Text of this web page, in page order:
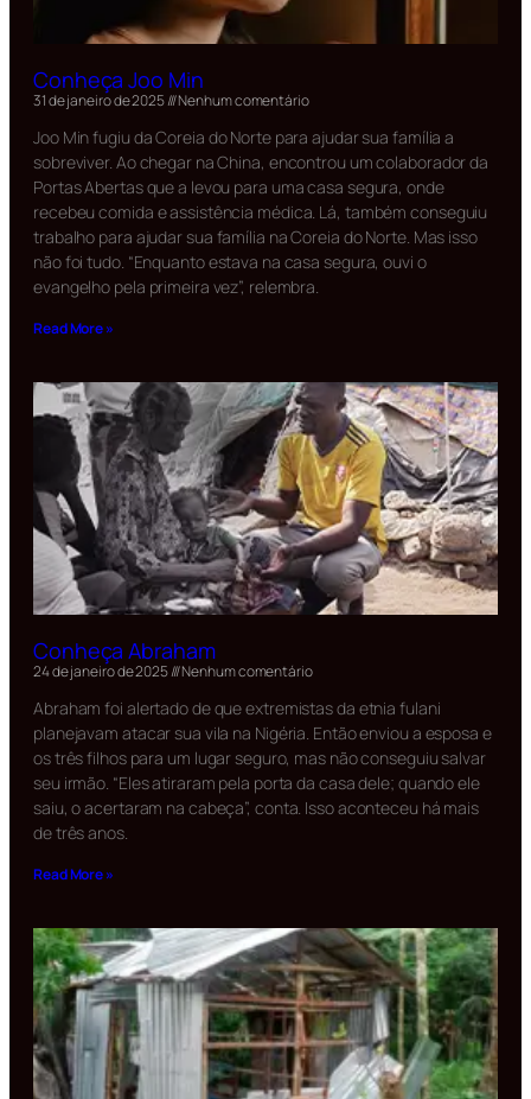
Conheça Joo Min
31 de janeiro de 2025 Nenhum comentário
Joo Min fugiu da Coreia do Norte para ajudar sua família a
sobreviver. Ao chegar na China, encontrou um colaborador da
Portas Abertas que a levou para uma casa segura, onde
recebeu comida e assistência médica. Lá, também conseguiu
trabalho para ajudar sua família na Coreia do Norte. Mas isso
não foi tudo. “Enquanto estava na casa segura, ouvi o
evangelho pela primeira vez”, relembra.
Read More »
Conheça Abraham
24 de janeiro de 2025 Nenhum comentário
Abraham foi alertado de que extremistas da etnia fulani
planejavam atacar sua vila na Nigéria. Então enviou a esposa e
os três filhos para um lugar seguro, mas não conseguiu salvar
seu irmão. “Eles atiraram pela porta da casa dele; quando ele
saiu, o acertaram na cabeça”, conta. Isso aconteceu há mais
de três anos.
Read More »